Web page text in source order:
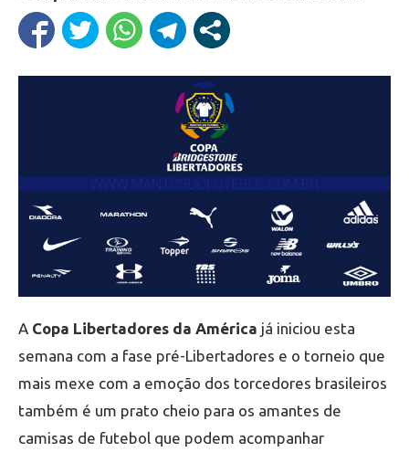
A Copa Libertadores da América já iniciou esta
semana com a fase pré-Libertadores e o torneio que
mais mexe com a emoção dos torcedores brasileiros
também é um prato cheio para os amantes de
camisas de futebol que podem acompanhar